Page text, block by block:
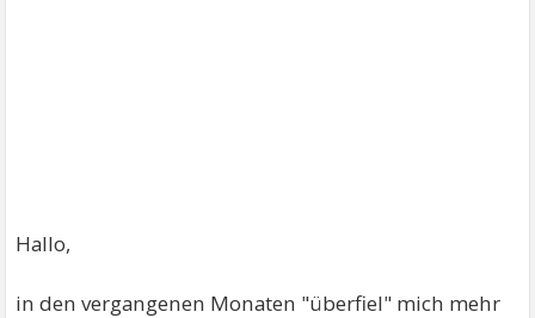
Hallo,
in den vergangenen Monaten "überfiel" mich mehr